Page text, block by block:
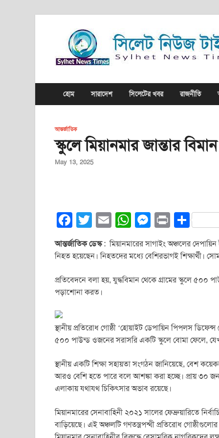
হোম সারাদেশ সিলেটের খবর রাজনীতি
আন্তর্জাতিক
স্কুলে মিয়ানমার জান্তার
May 13, 2025
F
a
c
b
o
k
T
wi
tt
E
m
ail
W
h
at
A
M
e
ss
n
Pr
in
t
S
h
ar
আন্তর্জাতিক ডেস্ক: মিয়ানমারের সাগাইং অঞ্চলের
নিহত হয়েছেন। নিহতদের মধ্যে বেশিরভাগই
প্রতিবেদনে বলা হয়, যুদ্ধবিমান থেকে গ্রামের স্কুলে ৫০০
পড়াশোনা করত।
স্থানীয় প্রতিরোধ গোষ্ঠী ‘হোয়াইট ডেপায়িন পিপলস
৫০০ পাউন্ড ওজনের সরাসরি একটি স্কুলে বোমা ফেলে,
স্থানীয় একটি শিক্ষা সহায়তা সংগঠন জানিয়েছে, বেশ
আরও বেশি হতে পারে বলে আশঙ্কা করা হচ্ছে। প্রায়
এলাকায় যথাযথ চিকিৎসার অভাব রয়েছে।
মিয়ানমারের সেনাবাহিনী ২০২১ সালের ফেব্রুয়ারিতে
বাড়িয়েছে। এই অঞ্চলটি গণতন্ত্রপন্থী প্রতিরোধ